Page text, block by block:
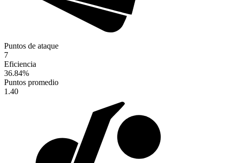
Puntos de ataque
7
Eficiencia
36.84%
Puntos promedio
1.40